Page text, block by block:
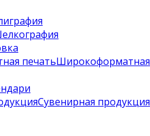
Широкоформатная
Сувенирная продукция